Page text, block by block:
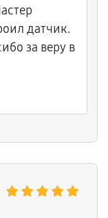
датчик.
за веру в